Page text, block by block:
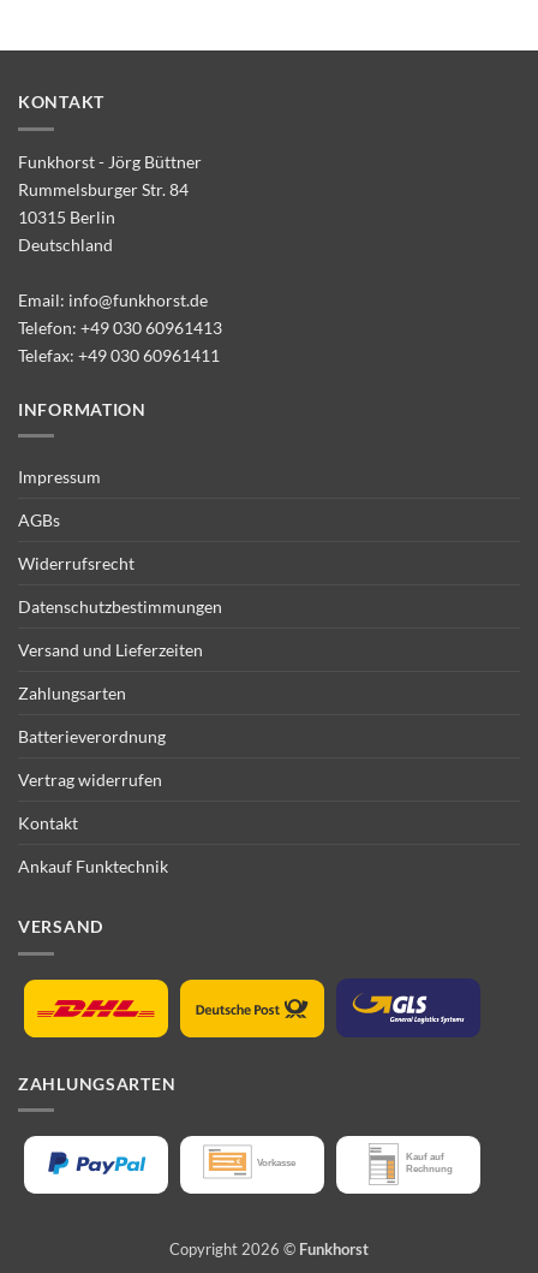
KONTAKT
Funkhorst - Jörg Büttner
Rummelsburger Str. 84
10315 Berlin
Deutschland
Email: info@funkhorst.de
Telefon: +49 030 60961413
Telefax: +49 030 60961411
INFORMATION
Impressum
AGBs
Widerrufsrecht
Datenschutzbestimmungen
Versand und Lieferzeiten
Zahlungsarten
Batterieverordnung
Vertrag widerrufen
Kontakt
Ankauf Funktechnik
VERSAND
ZAHLUNGSARTEN
Copyright 2026 © Funkhorst